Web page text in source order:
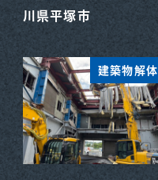
川県平塚市
建築物解体